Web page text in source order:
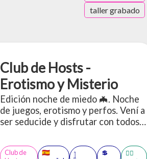
taller grabado
Club de Hosts -
Erotismo y Misterio
Edición noche de miedo 🦇. Noche
de juegos, erotismo y perfos. Vení a
ser seducide y disfrutar con todos
LIMITADOS)
Club de
🇪🇸
𓉶
💲
🤹‍♂️